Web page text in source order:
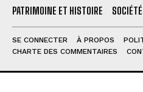
PATRIMOINE ET HISTOIRE
SOCIÉTÉ
SE CONNECTER À PROPOS
CHARTE DES COMMENTAIRES